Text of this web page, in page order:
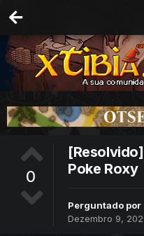
0
Poke Roxy
Perguntado por
Dezembro 9,